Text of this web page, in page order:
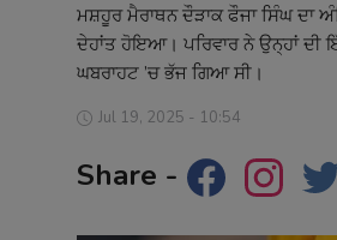
Sponsors
Matrimonial
ਮਸ਼ਹੂਰ ਮੈਰਾਥਨ ਦੌੜਾਕ ਫੌਜਾ ਸਿੰਘ ਦਾ
ਦੇਹਾਂਤ ਹੋਇਆ। ਪਰਿਵਾਰ ਨੇ ਉਨ੍ਹਾਂ ਦੀ
ਘਬਰਾਹਟ ’ਚ ਭੱਜ ਗਿਆ ਸੀ।
Jul 19, 2025 - 10:54
Share -